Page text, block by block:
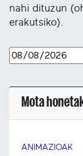
nahi dituzun
erakutsiko).
Mota
ANIMAZIOAK